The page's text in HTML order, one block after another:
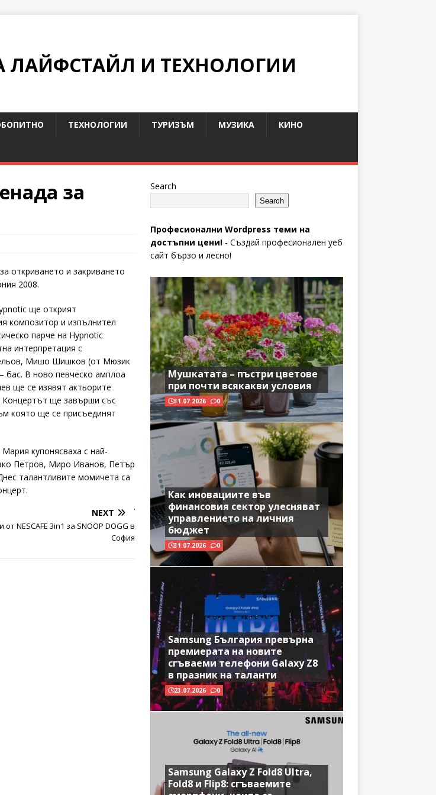
ЛАЙФСТАЙЛ И ТЕХНОЛОГИИ
ТЕХНОЛОГИИ ТУРИЗЪМ МУЗИКА КИНО
за
откриването и закриването
2008.
ще открият
композитор и изпълнител
парче на Hypnotic
интерпретация с
Мишо Шишков (от Мюзик
В ново певческо амплоа
ще се изявят актьорите
ще завърши със
която ще се присъединят
купонясваха с най-
Петров, Миро Иванов, Петър
талантливите момичета са
NEXT
NESCAFE 3in1 за SNOOP DOGG в
София
Search
Search
Професионални Wordpress теми на
достъпни цени!- Създай професионален уеб
сайт бързо и лесно!
Мушкатата – пъстри цветове
при почти всякакви условия
31.07.2026 0
Как иновациите във
финансовия сектор улесняват
управлението на личния
бюджет
31.07.2026 0
Samsung България превърна
премиерата на новите
сгъваеми телефони Galaxy Z8
в празник на таланти
23.07.2026 0
Samsung Galaxy Z Fold8 Ultra,
Fold8 и Flip8: сгъваемите